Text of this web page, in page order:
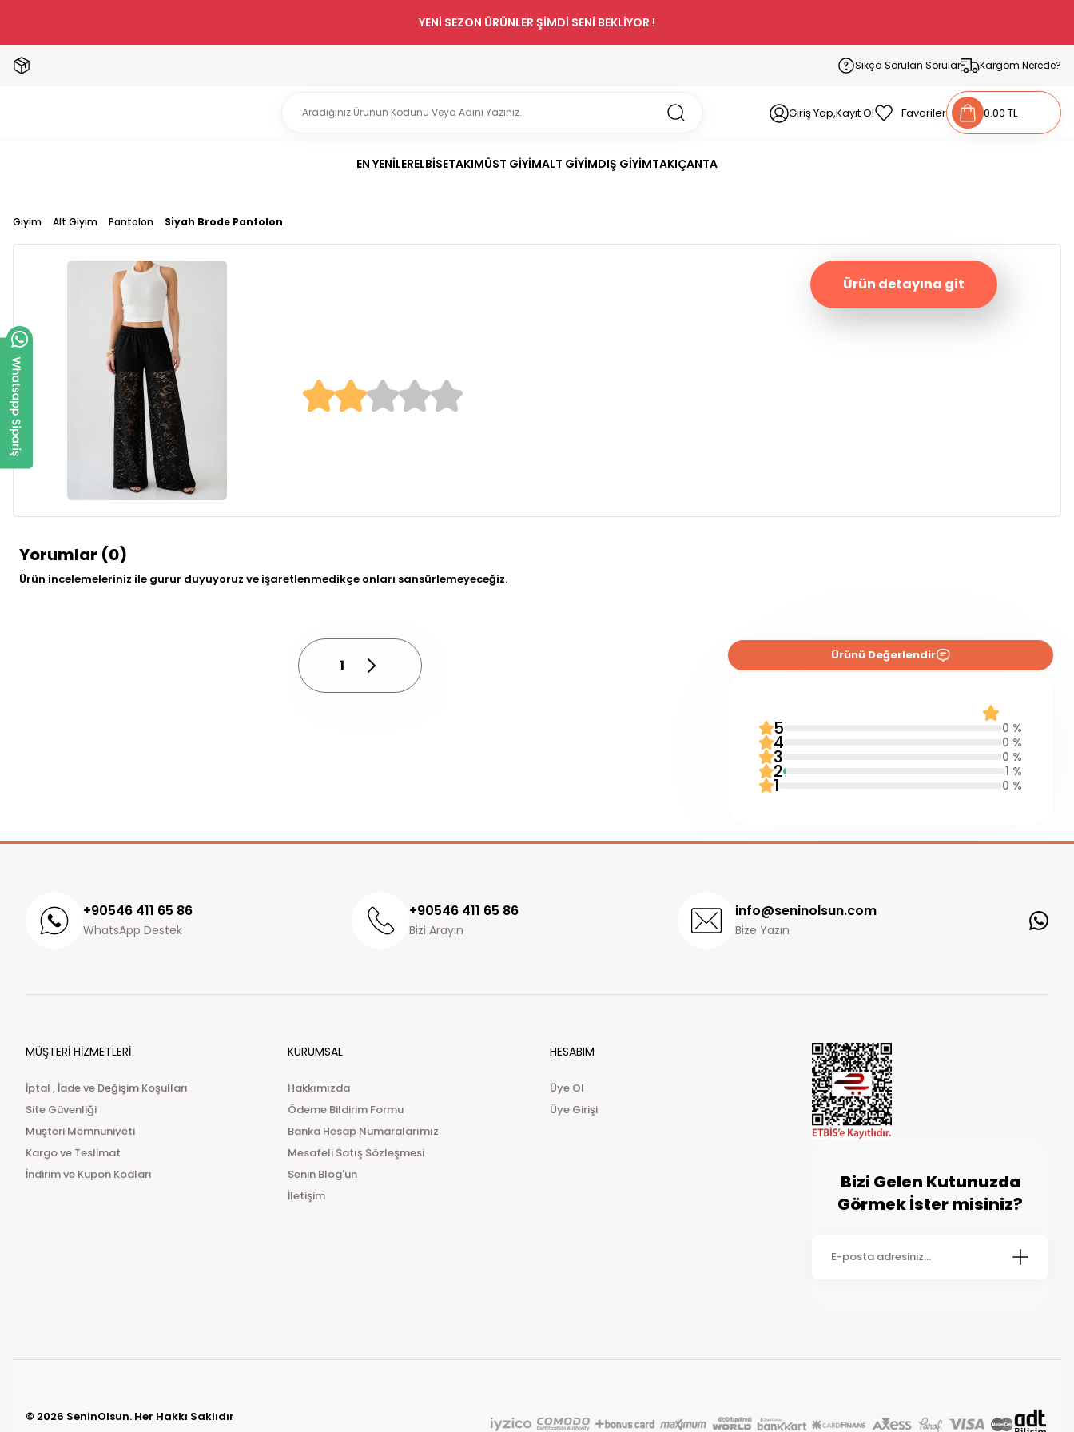
YENİ SEZON ÜRÜNLER ŞİMDİ SENİ BEKLİYOR !
Sıkça Sorulan Sorular Kargom Nerede?
Giriş Yap,Kayıt Ol Favoriler 0.00 TL
EN YENİLERELBİSETAKIMÜST GİYİMALT GİYİMDIŞ GİYİMTAKIÇANTA
Giyim Alt Giyim Pantolon Siyah Brode Pantolon
Ürün detayına git
Yorumlar (0)
Ürün incelemeleriniz ile gurur duyuyoruz ve işaretlenmedikçe onları sansürlemeyeceğiz.
1
Ürünü Değerlendir
2.0
5 0 %
4 0 %
3 0 %
2 1 %
1 0 %
+90546 411 65 86
WhatsApp Destek
+90546 411 65 86
Bizi Arayın
info@seninolsun.com
Bize Yazın
MÜŞTERİ HİZMETLERİ
İptal , İade ve Değişim Koşulları
Site Güvenliği
Müşteri Memnuniyeti
Kargo ve Teslimat
İndirim ve Kupon Kodları
KURUMSAL
Hakkımızda
Ödeme Bildirim Formu
Banka Hesap Numaralarımız
Mesafeli Satış Sözleşmesi
Senin Blog'un
İletişim
HESABIM
Üye Ol
Üye Girişi
Bizi Gelen Kutunuzda
Görmek İster misiniz?
© 2026 SeninOlsun. Her Hakkı Saklıdır